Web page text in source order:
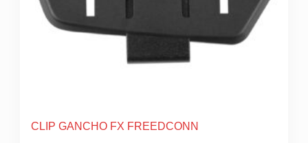
CLIP GANCHO FX FREEDCONN